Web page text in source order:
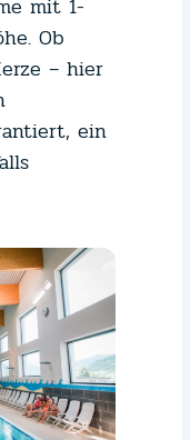
mit 1-
Ob
– hier
ein